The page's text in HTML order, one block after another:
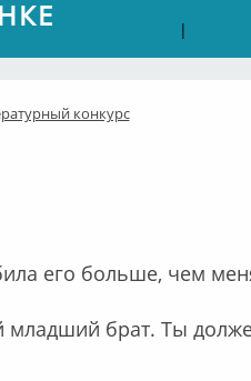
|
конкурс
его больше, чем
младший брат. Ты